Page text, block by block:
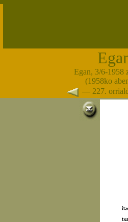
Egan, 3/6-1958
(1958ko
— 227.